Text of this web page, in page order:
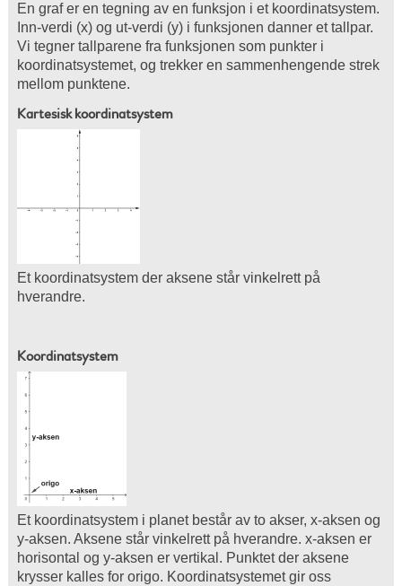
En graf er en tegning av en funksjon i et koordinatsystem.
Inn-verdi (x) og ut-verdi (y) i funksjonen danner et tallpar.
Vi tegner tallparene fra funksjonen som punkter i
koordinatsystemet, og trekker en sammenhengende strek
mellom punktene.
Kartesisk koordinatsystem
Et koordinatsystem der aksene står vinkelrett på
hverandre.
Koordinatsystem
Et koordinatsystem i planet består av to akser, x-aksen og
y-aksen. Aksene står vinkelrett på hverandre. x-aksen er
horisontal og y-aksen er vertikal. Punktet der aksene
krysser kalles for origo. Koordinatsystemet gir oss